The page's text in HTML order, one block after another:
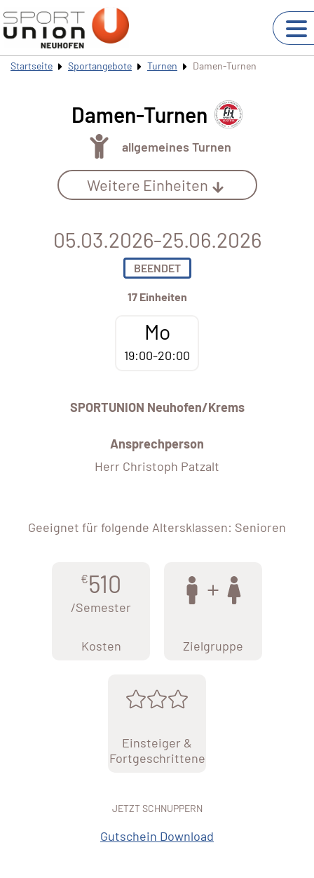
Startseite Sportangebote Turnen Damen-Turnen
Damen-Turnen
allgemeines Turnen
Weitere Einheiten
05.03.2026-25.06.2026
BEENDET
17 Einheiten
Mo
19:00-20:00
SPORTUNION Neuhofen/Krems
Ansprechperson
Herr Christoph Patzalt
Geeignet für folgende Altersklassen: Senioren
€510
/Semester
Kosten Zielgruppe
Einsteiger &
Fortgeschrittene
JETZT SCHNUPPERN
Gutschein Download